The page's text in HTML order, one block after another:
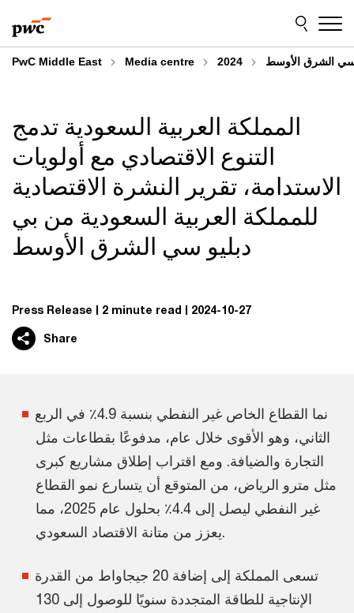
to
content
to
footer
PwC Middle East Media centre 2024 سي الشرق الأوسط
المملكة العربية السعودية تدمج
التنوع الاقتصادي مع أولويات
الاستدامة، تقرير النشرة الاقتصادية
للمملكة العربية السعودية من بي
دبليو سي الشرق الأوسط
Press Release 2 minute read 2024-10-27
Share
نما القطاع الخاص غير النفطي بنسبة 4.9٪ في الربع
الثاني، وهو الأقوى خلال عام، مدفوعًا بقطاعات مثل
التجارة والضيافة. ومع اقتراب إطلاق مشاريع كبرى
مثل مترو الرياض، من المتوقع أن يتسارع نمو القطاع
غير النفطي ليصل إلى 4.4٪ بحلول عام 2025، مما
يعزز من متانة الاقتصاد السعودي.
تسعى المملكة إلى إضافة 20 جيجاواط من القدرة
الإنتاجية للطاقة المتجددة سنويًا للوصول إلى 130